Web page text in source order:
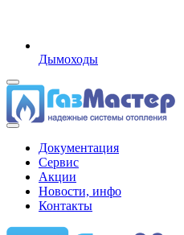
Дымоходы
Документация
Сервис
Акции
Новости, инфо
Контакты